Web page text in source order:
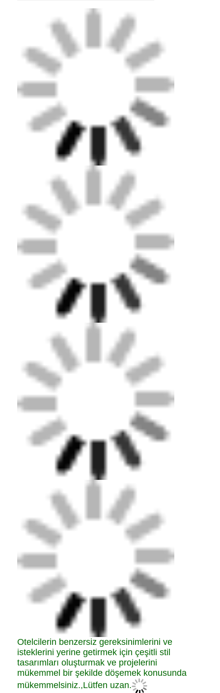
Daire Mobilyaları
Ticari kulüp mobilyaları
Ofis mobilyaları
Mobilya Fikstürü
Döşemeli Mobilya
Otelcilerin benzersiz gereksinimlerini ve
isteklerini yerine getirmek için çeşitli stil
tasarımları oluşturmak ve projelerini
mükemmel bir şekilde döşemek konusunda
mükemmelsiniz.,Lütfen uzan.